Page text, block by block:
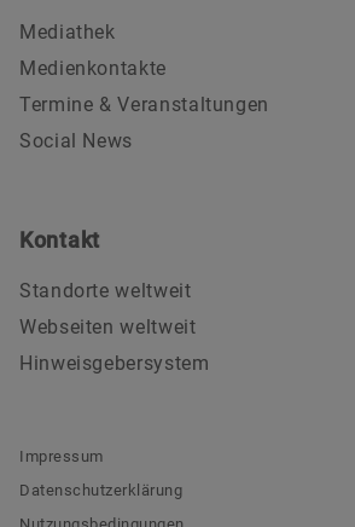
Mediathek
Medienkontakte
Termine & Veranstaltungen
Social News
Kontakt
Standorte weltweit
Webseiten weltweit
Hinweisgebersystem
Impressum
Datenschutzerklärung